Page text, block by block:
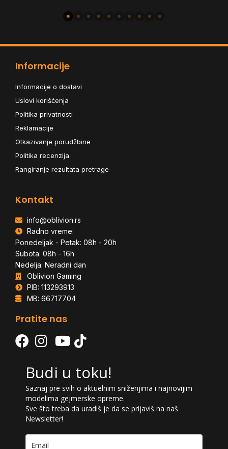
Informacije
Informacije o dostavi
Uslovi korišćenja
Politika privatnosti
Reklamacije
Otkazivanje porudžbine
Politika recenzija
Rangiranje rezultata pretrage
Kontakt
info@oblivion.rs
Radno vreme:
Ponedeljak - Petak: 08h - 20h
Subota: 08h - 16h
Nedelja: Neradni dan
Oblivion Gaming
PIB: 113293913
MB: 66717704
Pratite nas
Budi u toku!
Saznaj pre svih o aktuelnim sniženjima i najnovijim
modelima gejmerske opreme.
Sve što treba da uradiš je da se prijaviš na naš
Newsletter!